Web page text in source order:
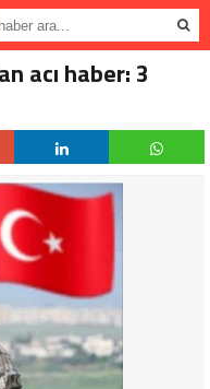
acı haber: 3